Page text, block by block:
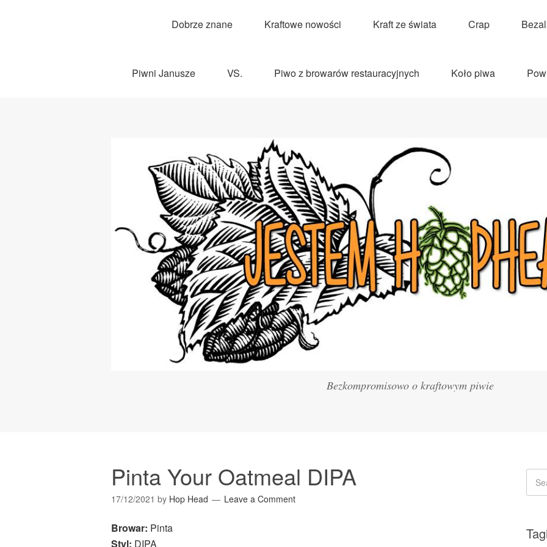
Dobrze znane Kraftowe nowości Kraft ze świata Crap
Piwni Janusze VS. Piwo z browarów restauracyjnych Koło piwa
Bezkompromisowo o kraftowym piwie
Pinta Your Oatmeal DIPA
17/12/2021 by Hop Head Leave a Comment
Browar: Pinta
Styl: DIPA